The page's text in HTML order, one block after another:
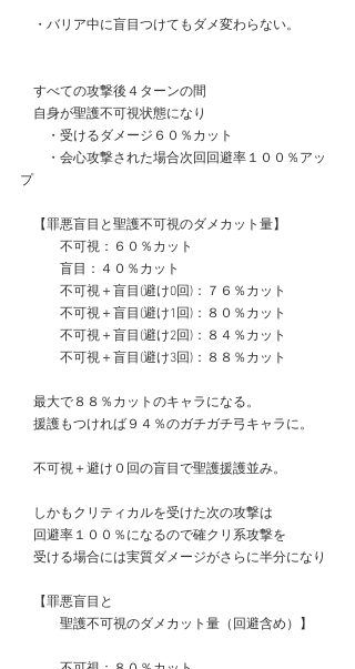
・バリア中に盲目つけてもダメ変わらない。
すべての攻撃後４ターンの間
自身が聖護不可視状態になり
・受けるダメージ６０％カット
・会心攻撃された場合次回回避率１００％アッ
プ
【罪悪盲目と聖護不可視のダメカット量】
不可視：６０％カット
盲目：４０％カット
不可視＋盲目(避け0回)：７６％カット
不可視＋盲目(避け1回)：８０％カット
不可視＋盲目(避け2回)：８４％カット
不可視＋盲目(避け3回)：８８％カット
最大で８８％カットのキャラになる。
援護もつければ９４％のガチガチ弓キャラに。
不可視＋避け０回の盲目で聖護援護並み。
しかもクリティカルを受けた次の攻撃は
回避率１００％になるので確クリ系攻撃を
受ける場合には実質ダメージがさらに半分になり
【罪悪盲目と
聖護不可視のダメカット量（回避含め）】